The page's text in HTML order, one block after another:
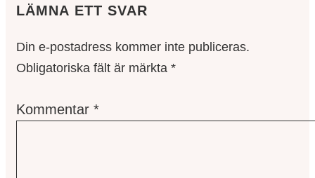
LÄMNA ETT SVAR
Din e-postadress kommer inte publiceras.
Obligatoriska fält är märkta *
Kommentar *